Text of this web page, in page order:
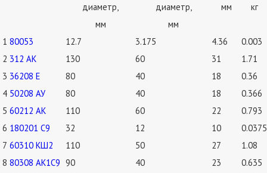
диаметр,
мм
диаметр,
мм
мм
кг
1 80053 12.7 3.175 4.36
0.003
2 312 АК 130 60 31
1.71
3 36208 Е 80 40 18
0.36
4 50208 АУ 80 40 18
0.366
5 60212 АК 110 60 22
0.793
6 180201 С9 32 12 10
0.0375
7 60310 КШ2 110 50 27
1.08
8 80308 АК1С9 90 40 23
0.635